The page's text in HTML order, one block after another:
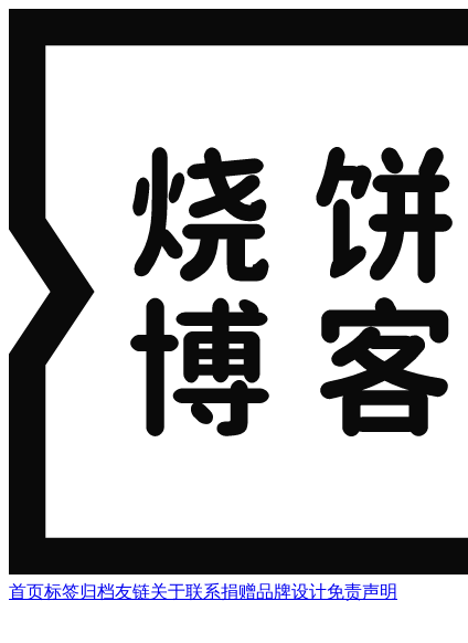
首页标签归档友链关于联系捐赠品牌设计免责声明